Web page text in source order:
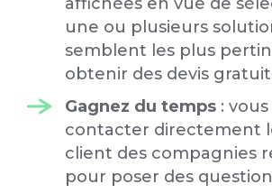
une ou plusieurs
semblent les plus
obtenir des devis
Gagnez du temps :
contacter directement
client des compagnies
pour poser des